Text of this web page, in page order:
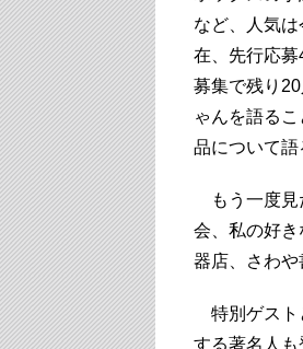
など、人気
在、先行応
募集で残り
ゃんを語る
品について語
もう一度見
会、私の好
器店、さわや
特別ゲスト
する著名人も